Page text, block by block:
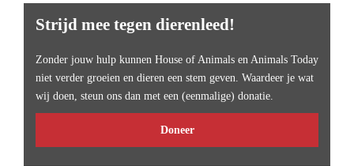
Strijd mee tegen dierenleed!
Zonder jouw hulp kunnen House of Animals en Animals Today
niet verder groeien en dieren een stem geven. Waardeer je wat
wij doen, steun ons dan met een (eenmalige) donatie.
Doneer